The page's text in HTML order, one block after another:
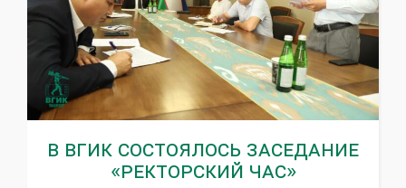
В ВГИК состоялось заседание
«Ректорский час»